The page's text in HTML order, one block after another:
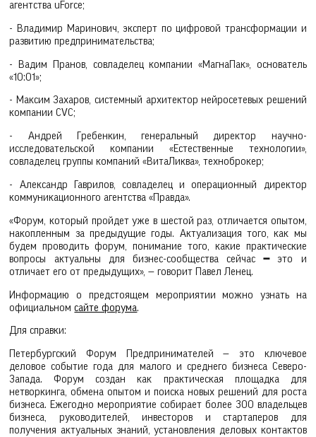
агентства uForce;
- Владимир Маринович, эксперт по цифровой трансформации и
развитию предпринимательства;
- Вадим Пранов, совладелец компании «МагнаПак», основатель
«10:01»;
- Максим Захаров, системный архитектор нейросетевых решений
компании CVC;
- Андрей Гребенкин, генеральный директор научно-
исследовательской компании «Естественные технологии»,
совладелец группы компаний «ВитаЛиква», техноброкер;
- Александр Гаврилов, совладелец и операционный директор
коммуникационного агентства «Правда».
«Форум, который пройдет уже в шестой раз, отличается опытом,
накопленным за предыдущие годы. Актуализация того, как мы
будем проводить форум, понимание того, какие практические
вопросы актуальны для бизнес-сообщества сейчас—это и
отличает его от предыдущих», — говорит Павел Ленец.
Информацию о предстоящем мероприятии можно узнать на
официальномсайте форума.
Для справки:
Петербургский Форум Предпринимателей — это ключевое
деловое событие года для малого и среднего бизнеса Северо-
Запада. Форум создан как практическая площадка для
нетворкинга, обмена опытом и поиска новых решений для роста
бизнеса. Ежегодно мероприятие собирает более 300 владельцев
бизнеса, руководителей, инвесторов и стартаперов для
получения актуальных знаний, установления деловых контактов